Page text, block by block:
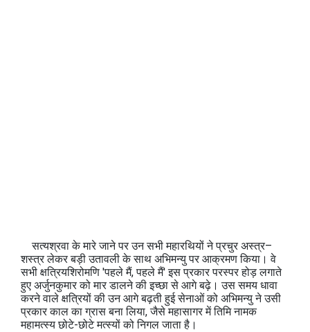
सत्‍यश्रवा के मारे जाने पर उन सभी महारथियों ने प्रचुर अस्‍त्र–
शस्‍त्र लेकर बड़ी उतावली के साथ अभिमन्‍यु पर आक्रमण किया। वे
सभी क्षत्रियशिरोमणि 'पहले मैं, पहले मैं' इस प्रकार परस्‍पर होड़ लगाते
हुए अर्जुनकुमार को मार डालने की इच्‍छा से आगे बढ़े। उस समय धावा
करने वाले क्षत्रियों की उन आगे बढ़ती हुई सेनाओं को अभिमन्‍यु ने उसी
प्रकार काल का ग्रास बना लिया, जैसे महासागर में तिमि नामक
महामत्‍स्‍य छोटे-छोटे मत्‍स्‍यों को निगल जाता है।